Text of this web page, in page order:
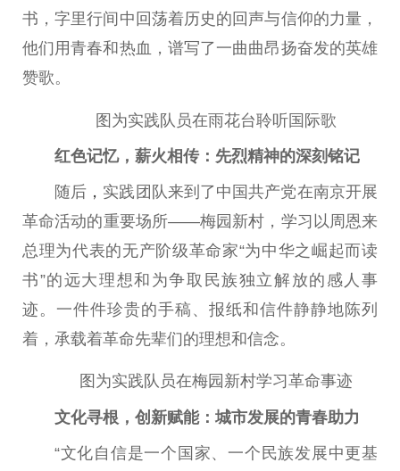
书，字里行间中回荡着历史的回声与信仰的力量，
他们用青春和热血，谱写了一曲曲昂扬奋发的英雄
赞歌。
图为实践队员在雨花台聆听国际歌
红色记忆，薪火相传：先烈精神的深刻铭记
随后 ， 实践团队来到了中国共产党在南京开展
革命活动的重要场所——梅园新村，学习以周恩来
总理为代表的无产阶级革命家“为中华之崛起而读
书”的远大理想和为争取民族独立解放的感人事
迹。一件件珍贵的手稿、报纸和信件静静地陈列
着，承载着革命先辈们的理想和信念。
图为实践队员在梅园新村学习革命事迹
文化寻根，创新赋能：城市发展的青春助力
“文化自信是一个国家、一个民族发展中更基